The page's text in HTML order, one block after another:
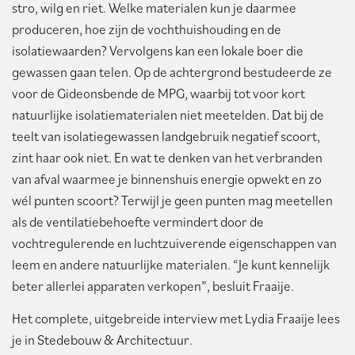
stro, wilg en riet. Welke materialen kun je daarmee
produceren, hoe zijn de vochthuishouding en de
isolatiewaarden? Vervolgens kan een lokale boer die
gewassen gaan telen. Op de achtergrond bestudeerde ze
voor de Gideonsbende de MPG, waarbij tot voor kort
natuurlijke isolatiematerialen niet meetelden. Dat bij de
teelt van isolatiegewassen landgebruik negatief scoort,
zint haar ook niet. En wat te denken van het verbranden
van afval waarmee je binnenshuis energie opwekt en zo
wél punten scoort? Terwijl je geen punten mag meetellen
als de ventilatiebehoefte vermindert door de
vochtregulerende en luchtzuiverende eigenschappen van
leem en andere natuurlijke materialen. “Je kunt kennelijk
beter allerlei apparaten verkopen”, besluit Fraaije.
Het complete, uitgebreide interview met Lydia Fraaije lees
je in Stedebouw & Architectuur.